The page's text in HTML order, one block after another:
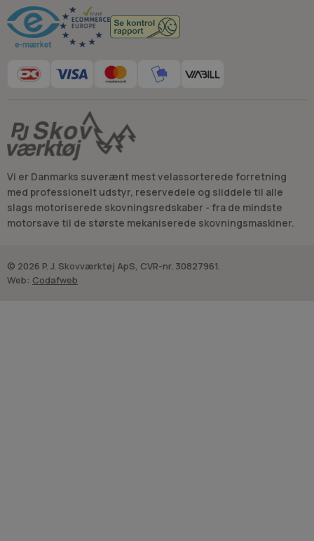
Vi er Danmarks suverænt mest velassorterede forretning
med professionelt udstyr, reservedele og sliddele til alle
slags motoriserede skovningsredskaber - fra de mindste
motorsave til de største mekaniserede skovningsmaskiner.
© 2026 P. J. Skovværktøj ApS, CVR-nr. 30827961.
Web: Codafweb